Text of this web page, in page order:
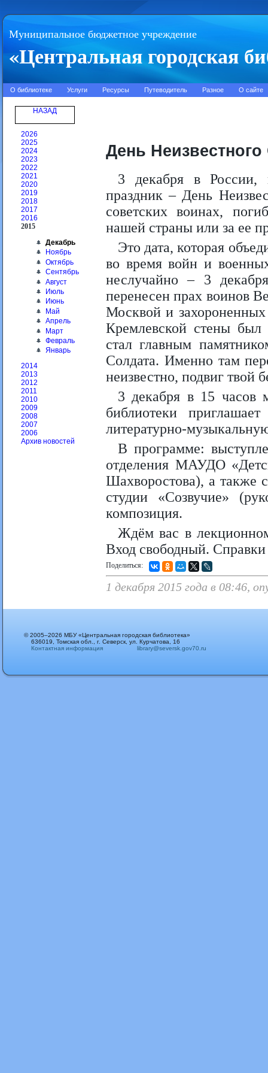
Муниципальное бюджетное учреждение
«Центральная городская
О библиотеке Услуги Ресурсы Путеводитель Разное О сайте
НАЗАД
2026
2025
2024
2023
2022
2021
2020
2019
2018
2017
2016
2015
Декабрь
Ноябрь
Октябрь
Сентябрь
Август
Июль
Июнь
Май
Апрель
Март
Февраль
Январь
2014
2013
2012
2011
2010
2009
2008
2007
2006
Архив новостей
День Неизвестного
3 декабря в России,
праздник – День
советских воинах,
нашей страны или за ее
Это дата, которая
во время войн и
неслучайно – 3
перенесен прах воинов
Москвой и
Кремлевской стены
стал главным
Солдата. Именно там
неизвестно, подвиг твой
3 декабря в 15 часов
библиотеки
литературно-
В программе:
отделения МАУДО
Шахворостова), а также
студии «Созвучие»
композиция.
Ждём вас в
Вход свободный.
Поделиться:
1 декабря 2015 года в 08:46,
© 2005–2026 МБУ «Центральная городская библиотека»
636019, Томская обл., г. Северск, ул. Курчатова, 16
Контактная информация
library@seversk.gov70.ru